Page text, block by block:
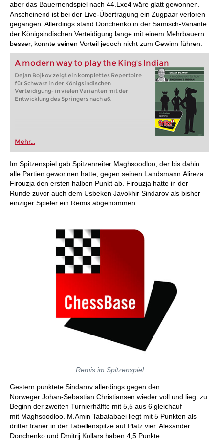
aber das Bauernendspiel nach 44.Lxe4 wäre glatt gewonnen.
Anscheinend ist bei der Live-Übertragung ein Zugpaar verloren
gegangen. Allerdings stand Donchenko in der Sämisch-Variante
der Königsindischen Verteidigung lange mit einem Mehrbauern
besser, konnte seinen Vorteil jedoch nicht zum Gewinn führen.
A modern way to play the King's Indian
Dejan Bojkov zeigt ein komplettes Repertoire
für Schwarz in der Königsindischen
Verteidigung- in vielen Varianten mit der
Entwicklung des Springers nach a6.
Mehr...
Im Spitzenspiel gab Spitzenreiter Maghsoodloo, der bis dahin
alle Partien gewonnen hatte, gegen seinen Landsmann Alireza
Firouzja den ersten halben Punkt ab. Firouzja hatte in der
Runde zuvor auch dem Usbeken Javokhir Sindarov als bisher
einziger Spieler ein Remis abgenommen.
Remis im Spitzenspiel
Gestern punktete Sindarov allerdings gegen den
Norweger Johan-Sebastian Christiansen wieder voll und liegt zu
Beginn der zweiten Turnierhälfte mit 5,5 aus 6 gleichauf
mit Maghsoodloo. M.Amin Tabatabaei liegt mit 5 Punkten als
dritter Iraner in der Tabellenspitze auf Platz vier. Alexander
Donchenko und Dmitrij Kollars haben 4,5 Punkte.